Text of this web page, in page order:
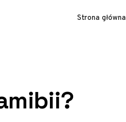
Strona główna